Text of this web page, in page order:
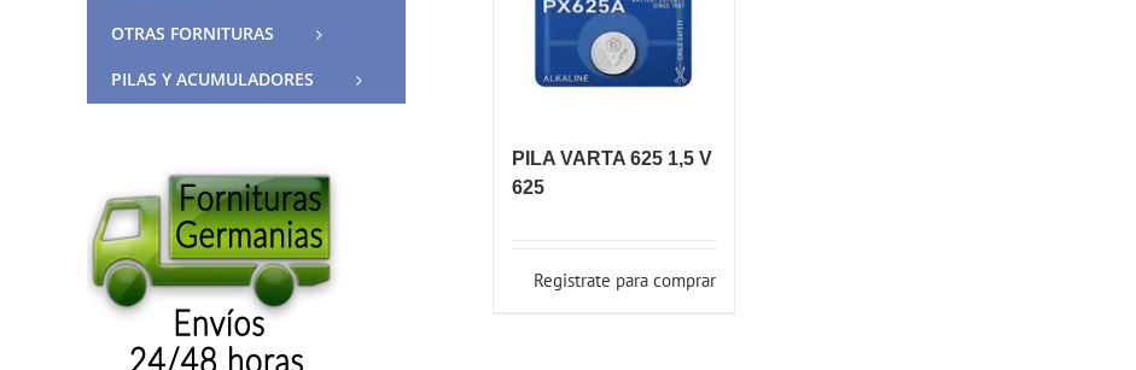
PILA VARTA 625 1,5 V
625
Registrate para comprar
OTRAS FORNITURAS
PILAS Y ACUMULADORES